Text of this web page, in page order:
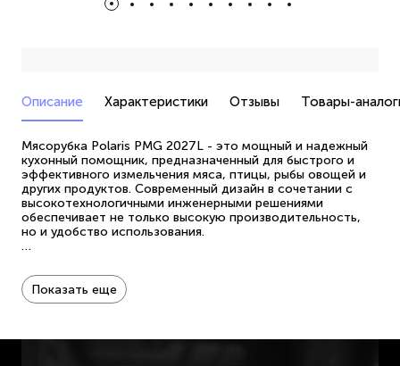
Описание Характеристики Отзывы Товары-
Мясорубка Polaris PMG 2027L - это мощный и надежный
кухонный помощник, предназначенный для быстрого и
эффективного измельчения мяса, птицы, рыбы овощей и
других продуктов. Современный дизайн в сочетании с
высокотехнологичными инженерными решениями
обеспечивает не только высокую производительность,
но и удобство использования.
двигателя от перегрузок и преждевременного износа.
Мощный мотор 2000 Вт обеспечивает быструю и
эффективную работу электромясорубки. Высокая
Показать еще